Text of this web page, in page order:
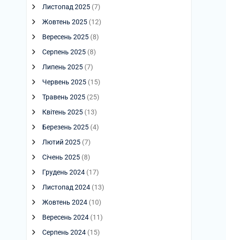
Листопад 2025 (7)
Жовтень 2025 (12)
Вересень 2025 (8)
Серпень 2025 (8)
Липень 2025 (7)
Червень 2025 (15)
Травень 2025 (25)
Квітень 2025 (13)
Березень 2025 (4)
Лютий 2025 (7)
Січень 2025 (8)
Грудень 2024 (17)
Листопад 2024 (13)
Жовтень 2024 (10)
Вересень 2024 (11)
Серпень 2024 (15)